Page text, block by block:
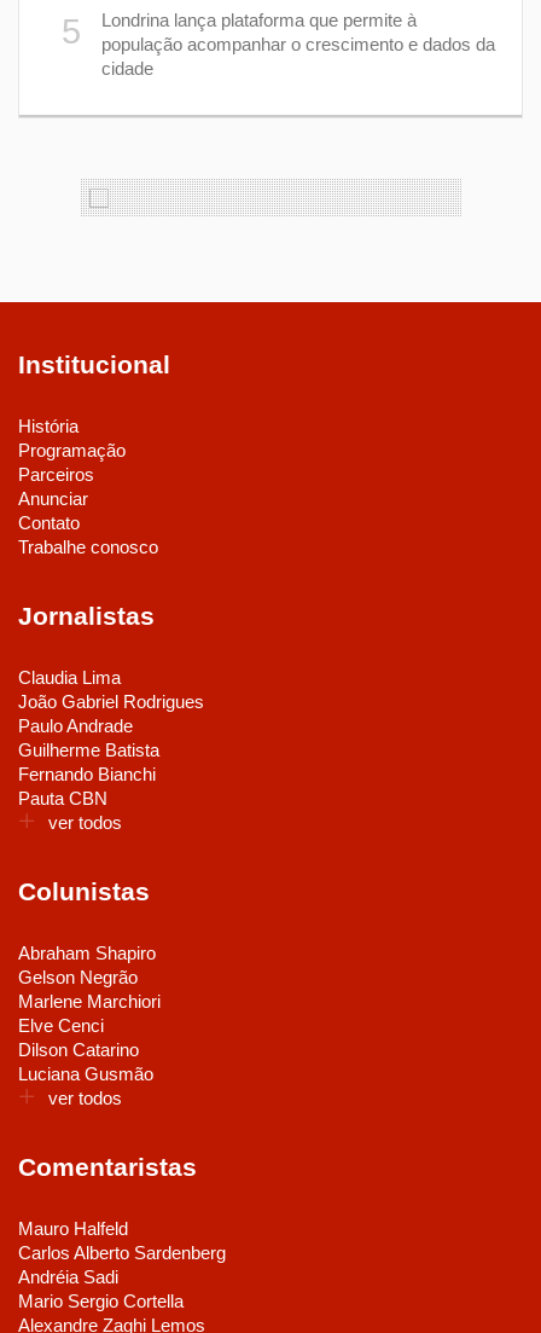
5
Londrina lança plataforma que permite à
população acompanhar o crescimento e dados da
cidade
Institucional
História
Programação
Parceiros
Anunciar
Contato
Trabalhe conosco
Jornalistas
Claudia Lima
João Gabriel Rodrigues
Paulo Andrade
Guilherme Batista
Fernando Bianchi
Pauta CBN
ver todos
Colunistas
Abraham Shapiro
Gelson Negrão
Marlene Marchiori
Elve Cenci
Dilson Catarino
Luciana Gusmão
ver todos
Comentaristas
Mauro Halfeld
Carlos Alberto Sardenberg
Andréia Sadi
Mario Sergio Cortella
Alexandre Zaghi Lemos